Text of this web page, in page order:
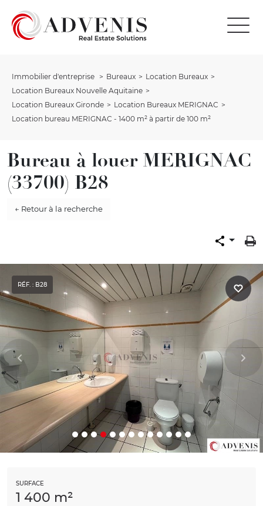
Immobilier d'entreprise Bureaux
Location Bureaux
Location Bureaux Nouvelle Aquitaine
Location Bureaux Gironde
Location Bureaux MERIGNAC
Location bureau MERIGNAC - 1400 m² à partir de 100 m²
Bureau à louer MERIGNAC
(33700) B28
← Retour à la recherche
RÉF. : B28
SURFACE
1 400 m²